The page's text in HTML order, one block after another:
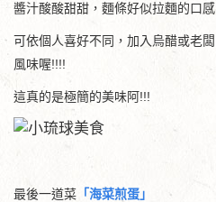
醬汁酸酸甜甜，麵條好似拉麵的口
可依個人喜好不同，加入烏醋或老
風味喔!!!!
這真的是極簡的美味阿!!!
最後一道菜 「海菜煎蛋」